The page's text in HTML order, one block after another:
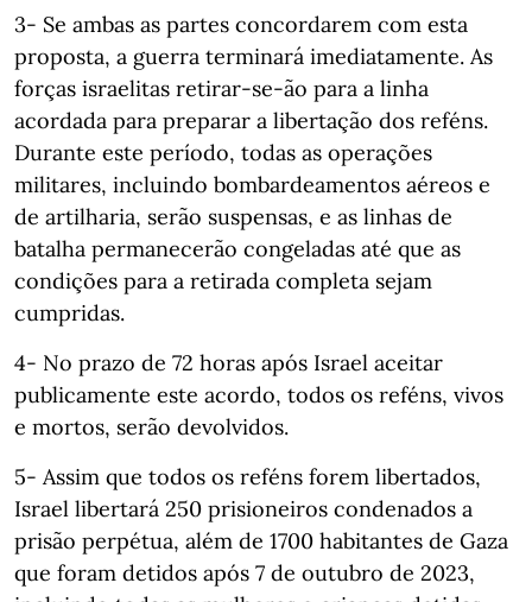
3- Se ambas as partes concordarem com esta
proposta, a guerra terminará imediatamente. As
forças israelitas retirar-se-ão para a linha
acordada para preparar a libertação dos reféns.
Durante este período, todas as operações
militares, incluindo bombardeamentos aéreos e
de artilharia, serão suspensas, e as linhas de
batalha permanecerão congeladas até que as
condições para a retirada completa sejam
cumpridas.
4- No prazo de 72 horas após Israel aceitar
publicamente este acordo, todos os reféns, vivos
e mortos, serão devolvidos.
5- Assim que todos os reféns forem libertados,
Israel libertará 250 prisioneiros condenados a
prisão perpétua, além de 1700 habitantes de Gaza
que foram detidos após 7 de outubro de 2023,